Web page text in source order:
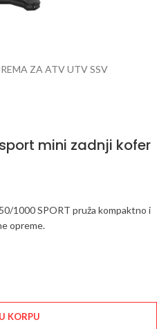
ZA ATV UTV SSV
mini zadnji kofer
1000 SPORT pruža kompaktno i
opreme.
KORPU